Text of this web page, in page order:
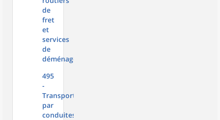
de
fret
et
services
de
déménagement
495
-
Transports
par
conduites